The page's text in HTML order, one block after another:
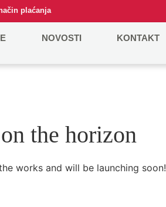
plaćanja
NOVOSTI KONTAKT
the horizon
works and will be launching soon!